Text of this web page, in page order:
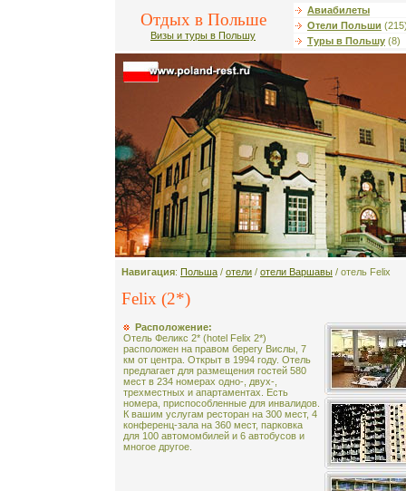
Отдых в Польше
Визы и туры в Польшу
Авиабилеты
Отели Польши
Туры в Польшу (8)
Навигация: Польша / отели / отели Варшавы / отель Felix
Felix (2*)
Расположение:
Отель Феликс 2* (hotel Felix 2*)
расположен на правом берегу Вислы, 7
км от центра. Открыт в 1994 году. Отель
предлагает для размещения гостей 580
мест в 234 номерах одно-, двух-,
трехместных и апартаментах. Есть
номера, приспособленные для инвалидов.
К вашим услугам ресторан на 300 мест, 4
конференц-зала на 360 мест, парковка
для 100 автомомбилей и 6 автобусов и
многое другое.